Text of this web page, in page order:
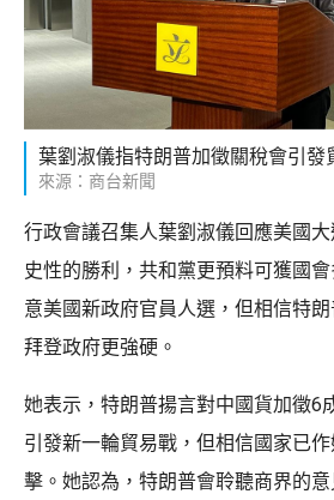
葉劉淑儀指特朗普加徵關稅會引
來源：商台新聞
行政會議召集人葉劉淑儀回應美國
史性的勝利，共和黨更預料可獲國
意美國新政府官員人選，但相信特
拜登政府更強硬。
她表示，特朗普揚言對中國貨加徵6
引發新一輪貿易戰，但相信國家已
擊。她認為，特朗普會聆聽商界的